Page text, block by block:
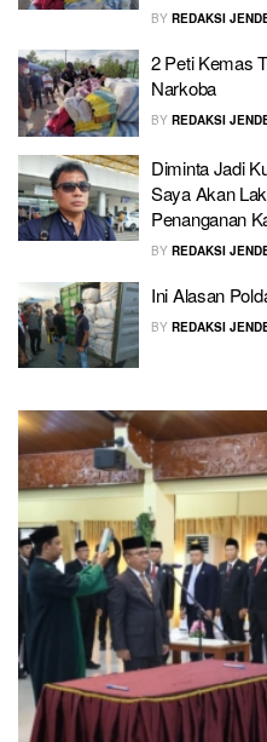
BY REDAKSI
2 Peti Kemas
Narkoba
BY REDAKSI
Diminta Jadi
Saya Akan
Penanganan
BY REDAKSI
Ini Alasan
BY REDAKSI